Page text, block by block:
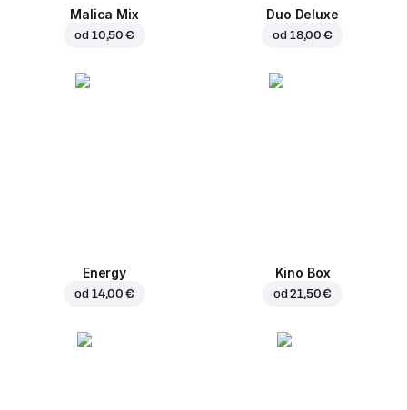
Malica Mix
od 10,50 €
Duo Deluxe
od 18,00 €
Energy
od 14,00 €
Kino Box
od21,50 €